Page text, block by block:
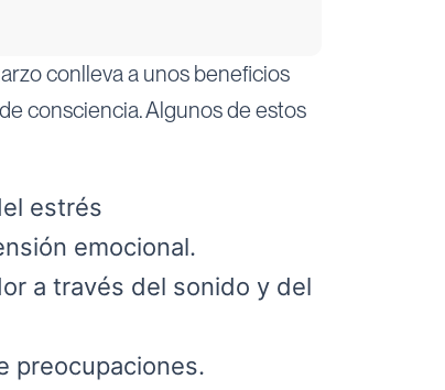
conlleva a unos beneficios
consciencia. Algunos de estos
estrés
emocional.
a través del sonido y del
preocupaciones.